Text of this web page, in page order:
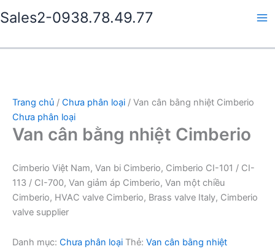
tới
dung
Sales2-0938.78.49.77
Trang chủ / Chưa phân loại / Van cân bằng nhiệt Cimberio
Chưa phân loại
Van cân bằng nhiệt Cimberio
Cimberio Việt Nam, Van bi Cimberio, Cimberio CI-101 / CI-
113 / CI-700, Van giảm áp Cimberio, Van một chiều
Cimberio, HVAC valve Cimberio, Brass valve Italy, Cimberio
valve supplier
Danh mục: Chưa phân loại Thẻ: Van cân bằng nhiệt